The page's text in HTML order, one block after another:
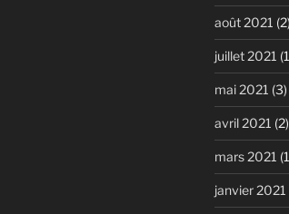
août 2021 (2)
juillet 2021
mai 2021 (3)
avril 2021 (2)
mars 2021
janvier 2021